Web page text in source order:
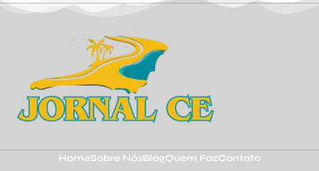
HomeSobre NósBlogQuem FazContato